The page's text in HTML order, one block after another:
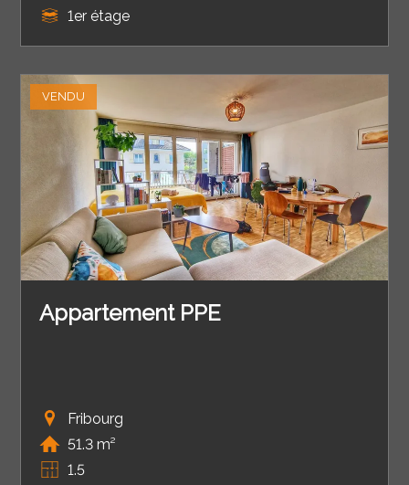
1er étage
VENDU
Appartement PPE
Fribourg
51.3 m²
1.5